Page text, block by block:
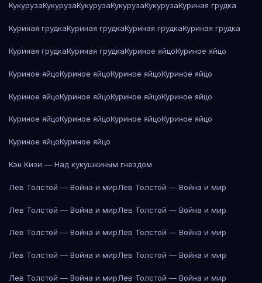
КукурузаКукурузаКукурузаКукурузаКукурузаКуриная грудка
Куриная грудкаКуриная грудкаКуриная грудкаКуриная грудка
Куриная грудкаКуриная грудкаКуриное яйцоКуриное яйцо
Куриное яйцоКуриное яйцоКуриное яйцоКуриное яйцо
Куриное яйцоКуриное яйцоКуриное яйцоКуриное яйцо
Куриное яйцоКуриное яйцоКуриное яйцоКуриное яйцо
Куриное яйцоКуриное яйцо
Кэн Кизи — Над кукушкиным гнездом
Лев Толстой — Война и мирЛев Толстой — Война и мир
Лев Толстой — Война и мирЛев Толстой — Война и мир
Лев Толстой — Война и мирЛев Толстой — Война и мир
Лев Толстой — Война и мирЛев Толстой — Война и мир
Лев Толстой — Война и мирЛев Толстой — Война и мир